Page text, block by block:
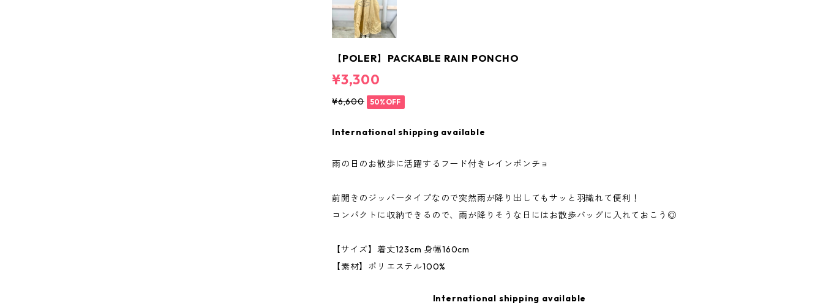
【POLER】PACKABLE RAIN PONCHO
¥3,300
¥6,600 50%OFF
International shipping available
雨の日のお散歩に活躍するフード付きレインポンチョ
前開きのジッパータイプなので突然雨が降り出してもサッと羽織れて便利！
コンパクトに収納できるので、雨が降りそうな日にはお散歩バッグに入れておこう◎
【サイズ】着丈123cm 身幅160cm
【素材】ポリエステル100%
International shipping available